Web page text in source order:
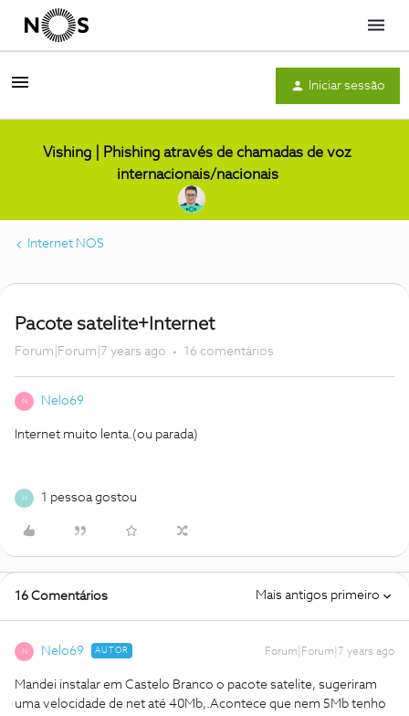
Menu
Iniciar sessão
Vishing | Phishing através de chamadas de voz
internacionais/nacionais
Internet NOS
Pacote satelite+Internet
Forum|Forum|7 years ago 16 comentários
N Nelo69
Internet muito lenta.(ou parada)
1 pessoa gostou
16 Comentários Mais antigos primeiro
N Nelo69 AUTOR Forum|Forum|7 years ago
Mandei instalar em Castelo Branco o pacote satelite, sugeriram
uma velocidade de net até 40Mb,.Acontece que nem 5Mb tenho